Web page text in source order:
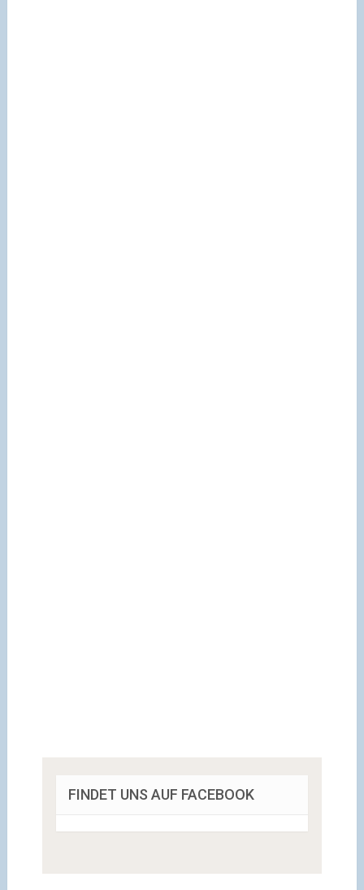
FINDET UNS AUF FACEBOOK